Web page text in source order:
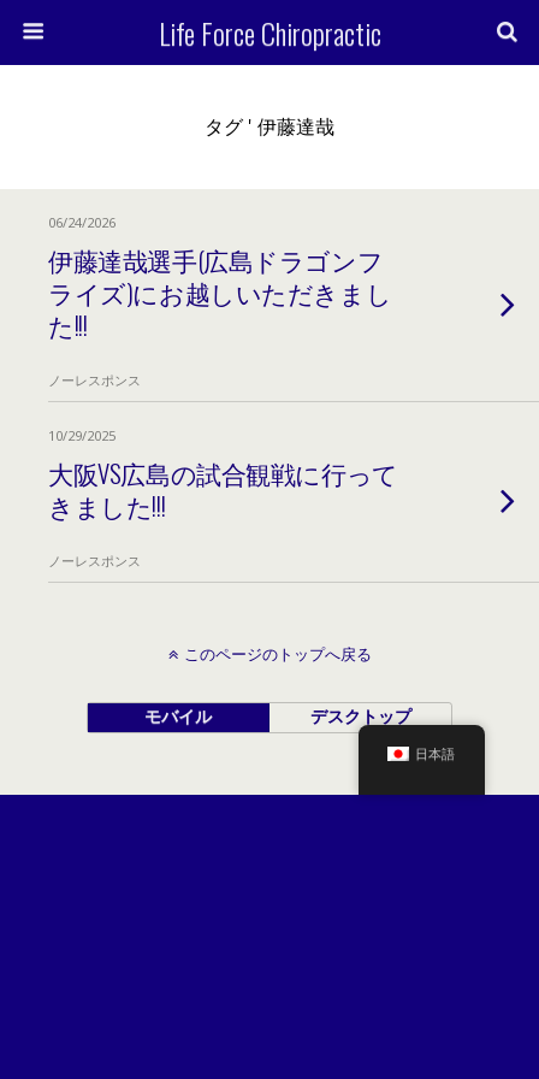
Life Force Chiropractic
タグ ' 伊藤達哉
06/24/2026
伊藤達哉選手(広島ドラゴンフ
ライズ)にお越しいただきまし
た!!!
ノーレスポンス
10/29/2025
大阪VS広島の試合観戦に行って
きました!!!
ノーレスポンス
このページのトップへ戻る
モバイル デスクトップ
日本語